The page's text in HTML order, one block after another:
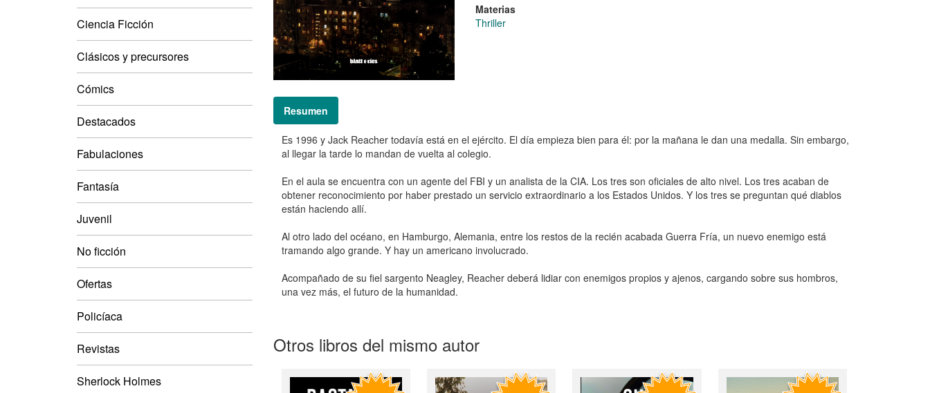
Ciencia Ficción
Clásicos y precursores
Cómics
Destacados
Fabulaciones
Fantasía
Juvenil
No ficción
Ofertas
Policíaca
Revistas
Sherlock Holmes
Materias
Thriller
Resumen
Es 1996 y Jack Reacher todavía está en el ejército. El día empieza bien para él: por la mañana le dan una medalla. Sin embargo,
al llegar la tarde lo mandan de vuelta al colegio.
En el aula se encuentra con un agente del FBI y un analista de la CIA. Los tres son oficiales de alto nivel. Los tres acaban de
obtener reconocimiento por haber prestado un servicio extraordinario a los Estados Unidos. Y los tres se preguntan qué diablos
están haciendo allí.
Al otro lado del océano, en Hamburgo, Alemania, entre los restos de la recién acabada Guerra Fría, un nuevo enemigo está
tramando algo grande. Y hay un americano involucrado.
Acompañado de su fiel sargento Neagley, Reacher deberá lidiar con enemigos propios y ajenos, cargando sobre sus hombros,
una vez más, el futuro de la humanidad.
Otros libros del mismo autor